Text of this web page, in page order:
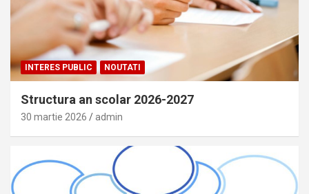
INTERES PUBLIC NOUTATI
Structura an scolar 2026-2027
30 martie 2026 admin